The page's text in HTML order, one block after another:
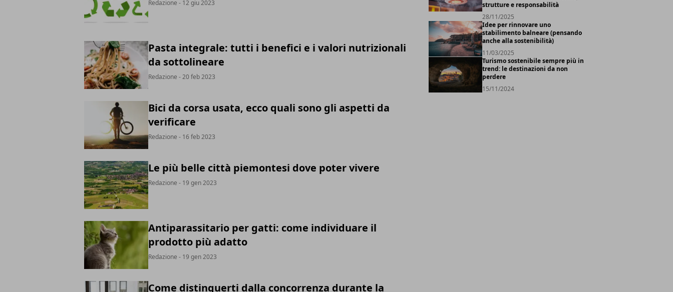
Redazione - 12 giu 2023
Pasta integrale: tutti i benefici e i valori nutrizionali
da sottolineare
Redazione - 20 feb 2023
Bici da corsa usata, ecco quali sono gli aspetti da
verificare
Redazione - 16 feb 2023
Le più belle città piemontesi dove poter vivere
Redazione - 19 gen 2023
Antiparassitario per gatti: come individuare il
prodotto più adatto
Redazione - 19 gen 2023
Come distinguerti dalla concorrenza durante la
strutture e responsabilità
28/11/2025
Idee per rinnovare uno
stabilimento balneare (pensando
anche alla sostenibilità)
11/03/2025
Turismo sostenibile sempre più in
trend: le destinazioni da non
perdere
15/11/2024